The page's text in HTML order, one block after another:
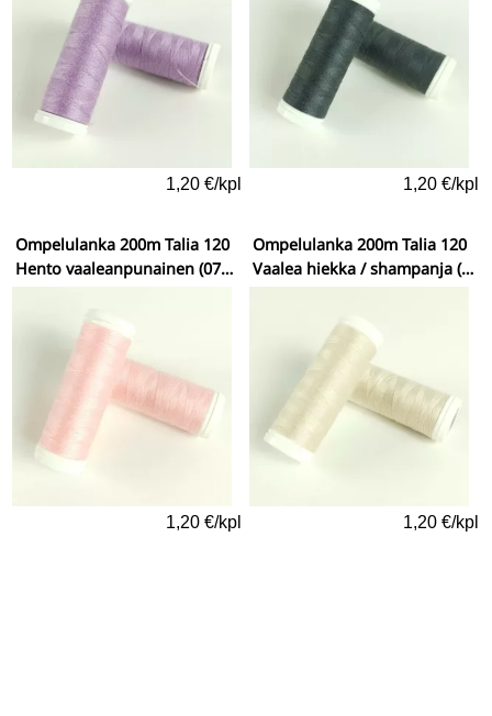
1,20 €/kpl 1,20 €/kpl
Ompelulanka 200m Talia 120
Hento vaaleanpunainen (0715)
1,20 €/kpl
Ompelulanka 200m Talia 120
Vaalea hiekka / shampanja (7602)
1,20 €/kpl